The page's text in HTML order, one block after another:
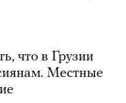
что в Грузии
Местные